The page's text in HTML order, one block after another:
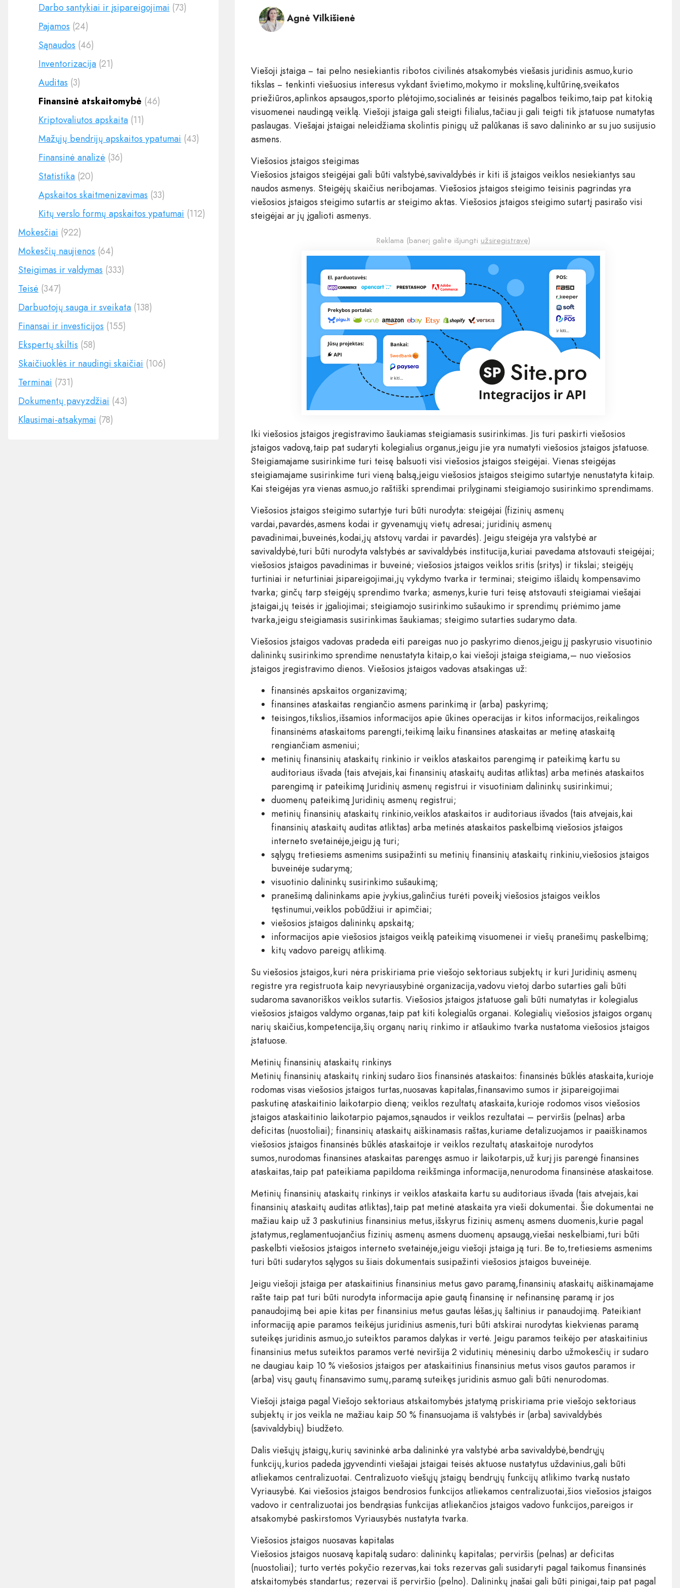
Darbo santykiai ir įsipareigojimai (73)
Pajamos (24)
Sąnaudos (46)
Inventorizacija (21)
Auditas (3)
Finansinė atskaitomybė (46)
Kriptovaliutos apskaita (11)
Mažųjų bendrijų apskaitos ypatumai (43)
Finansinė analizė (36)
Statistika (20)
Apskaitos skaitmenizavimas (33)
Kitų verslo formų apskaitos ypatumai (112)
Mokesčiai (922)
Mokesčių naujienos (64)
Steigimas ir valdymas (333)
Teisė (347)
Darbuotojų sauga ir sveikata (138)
Finansai ir investicijos (155)
Ekspertų skiltis (58)
Skaičiuoklės ir naudingi skaičiai (106)
Terminai (731)
Dokumentų pavyzdžiai (43)
Klausimai-atsakymai (78)
Agnė Vilkišienė
Viešoji įstaiga − tai pelno nesiekiantis ribotos civilinės atsakomybės viešasis juridinis asmuo,kurio
tikslas − tenkinti viešuosius interesus vykdant švietimo,mokymo ir mokslinę,kultūrinę,sveikatos
priežiūros,aplinkos apsaugos,sporto plėtojimo,socialinės ar teisinės pagalbos teikimo,taip pat kitokią
visuomenei naudingą veiklą. Viešoji įstaiga gali steigti filialus,tačiau ji gali teigti tik įstatuose numatytas
paslaugas. Viešajai įstaigai neleidžiama skolintis pinigų už palūkanas iš savo dalininko ar su juo susijusio
asmens.
Viešosios įstaigos steigimas
Viešosios įstaigos steigėjai gali būti valstybė,savivaldybės ir kiti iš įstaigos veiklos nesiekiantys sau
naudos asmenys. Steigėjų skaičius neribojamas. Viešosios įstaigos steigimo teisinis pagrindas yra
viešosios įstaigos steigimo sutartis ar steigimo aktas. Viešosios įstaigos steigimo sutartį pasirašo visi
steigėjai ar jų įgalioti asmenys.
Reklama (banerį galite išjungti užsiregistravę)
Iki viešosios įstaigos įregistravimo šaukiamas steigiamasis susirinkimas. Jis turi paskirti viešosios
įstaigos vadovą,taip pat sudaryti kolegialius organus,jeigu jie yra numatyti viešosios įstaigos įstatuose.
Steigiamajame susirinkime turi teisę balsuoti visi viešosios įstaigos steigėjai. Vienas steigėjas
steigiamajame susirinkime turi vieną balsą,jeigu viešosios įstaigos steigimo sutartyje nenustatyta kitaip.
Kai steigėjas yra vienas asmuo,jo raštiški sprendimai prilyginami steigiamojo susirinkimo sprendimams.
Viešosios įstaigos steigimo sutartyje turi būti nurodyta: steigėjai (fizinių asmenų
vardai,pavardės,asmens kodai ir gyvenamųjų vietų adresai; juridinių asmenų
pavadinimai,buveinės,kodai,jų atstovų vardai ir pavardės). Jeigu steigėja yra valstybė ar
savivaldybė,turi būti nurodyta valstybės ar savivaldybės institucija,kuriai pavedama atstovauti steigėjai;
viešosios įstaigos pavadinimas ir buveinė; viešosios įstaigos veiklos sritis (sritys) ir tikslai; steigėjų
turtiniai ir neturtiniai įsipareigojimai,jų vykdymo tvarka ir terminai; steigimo išlaidų kompensavimo
tvarka; ginčų tarp steigėjų sprendimo tvarka; asmenys,kurie turi teisę atstovauti steigiamai viešajai
įstaigai,jų teisės ir įgaliojimai; steigiamojo susirinkimo sušaukimo ir sprendimų priėmimo jame
tvarka,jeigu steigiamasis susirinkimas šaukiamas; steigimo sutarties sudarymo data.
Viešosios įstaigos vadovas pradeda eiti pareigas nuo jo paskyrimo dienos,jeigu jį paskyrusio visuotinio
dalininkų susirinkimo sprendime nenustatyta kitaip,o kai viešoji įstaiga steigiama,– nuo viešosios
įstaigos įregistravimo dienos. Viešosios įstaigos vadovas atsakingas už:
finansinės apskaitos organizavimą;
finansines ataskaitas rengiančio asmens parinkimą ir (arba) paskyrimą;
teisingos,tikslios,išsamios informacijos apie ūkines operacijas ir kitos informacijos,reikalingos
finansinėms ataskaitoms parengti,teikimą laiku finansines ataskaitas ar metinę ataskaitą
rengiančiam asmeniui;
metinių finansinių ataskaitų rinkinio ir veiklos ataskaitos parengimą ir pateikimą kartu su
auditoriaus išvada (tais atvejais,kai finansinių ataskaitų auditas atliktas) arba metinės ataskaitos
parengimą ir pateikimą Juridinių asmenų registrui ir visuotiniam dalininkų susirinkimui;
duomenų pateikimą Juridinių asmenų registrui;
metinių finansinių ataskaitų rinkinio,veiklos ataskaitos ir auditoriaus išvados (tais atvejais,kai
finansinių ataskaitų auditas atliktas) arba metinės ataskaitos paskelbimą viešosios įstaigos
interneto svetainėje,jeigu ją turi;
sąlygų tretiesiems asmenims susipažinti su metinių finansinių ataskaitų rinkiniu,viešosios įstaigos
buveinėje sudarymą;
visuotinio dalininkų susirinkimo sušaukimą;
pranešimą dalininkams apie įvykius,galinčius turėti poveikį viešosios įstaigos veiklos
tęstinumui,veiklos pobūdžiui ir apimčiai;
viešosios įstaigos dalininkų apskaitą;
informacijos apie viešosios įstaigos veiklą pateikimą visuomenei ir viešų pranešimų paskelbimą;
kitų vadovo pareigų atlikimą.
Su viešosios įstaigos,kuri nėra priskiriama prie viešojo sektoriaus subjektų ir kuri Juridinių asmenų
registre yra registruota kaip nevyriausybinė organizacija,vadovu vietoj darbo sutarties gali būti
sudaroma savanoriškos veiklos sutartis. Viešosios įstaigos įstatuose gali būti numatytas ir kolegialus
viešosios įstaigos valdymo organas,taip pat kiti kolegialūs organai. Kolegialių viešosios įstaigos organų
narių skaičius,kompetencija,šių organų narių rinkimo ir atšaukimo tvarka nustatoma viešosios įstaigos
įstatuose.
Metinių finansinių ataskaitų rinkinys
Metinių finansinių ataskaitų rinkinį sudaro šios finansinės ataskaitos: finansinės būklės ataskaita,kurioje
rodomas visas viešosios įstaigos turtas,nuosavas kapitalas,finansavimo sumos ir įsipareigojimai
paskutinę ataskaitinio laikotarpio dieną; veiklos rezultatų ataskaita,kurioje rodomos visos viešosios
įstaigos ataskaitinio laikotarpio pajamos,sąnaudos ir veiklos rezultatai – perviršis (pelnas) arba
deficitas (nuostoliai); finansinių ataskaitų aiškinamasis raštas,kuriame detalizuojamos ir paaiškinamos
viešosios įstaigos finansinės būklės ataskaitoje ir veiklos rezultatų ataskaitoje nurodytos
sumos,nurodomas finansines ataskaitas parengęs asmuo ir laikotarpis,už kurį jis parengė finansines
ataskaitas,taip pat pateikiama papildoma reikšminga informacija,nenurodoma finansinėse ataskaitose.
Metinių finansinių ataskaitų rinkinys ir veiklos ataskaita kartu su auditoriaus išvada (tais atvejais,kai
finansinių ataskaitų auditas atliktas),taip pat metinė ataskaita yra vieši dokumentai. Šie dokumentai ne
mažiau kaip už 3 paskutinius finansinius metus,išskyrus fizinių asmenų asmens duomenis,kurie pagal
įstatymus,reglamentuojančius fizinių asmenų asmens duomenų apsaugą,viešai neskelbiami,turi būti
paskelbti viešosios įstaigos interneto svetainėje,jeigu viešoji įstaiga ją turi. Be to,tretiesiems asmenims
turi būti sudarytos sąlygos su šiais dokumentais susipažinti viešosios įstaigos buveinėje.
Jeigu viešoji įstaiga per ataskaitinius finansinius metus gavo paramą,finansinių ataskaitų aiškinamajame
rašte taip pat turi būti nurodyta informacija apie gautą finansinę ir nefinansinę paramą ir jos
panaudojimą bei apie kitas per finansinius metus gautas lėšas,jų šaltinius ir panaudojimą. Pateikiant
informaciją apie paramos teikėjus juridinius asmenis,turi būti atskirai nurodytas kiekvienas paramą
suteikęs juridinis asmuo,jo suteiktos paramos dalykas ir vertė. Jeigu paramos teikėjo per ataskaitinius
finansinius metus suteiktos paramos vertė neviršija 2 vidutinių mėnesinių darbo užmokesčių ir sudaro
ne daugiau kaip 10 % viešosios įstaigos per ataskaitinius finansinius metus visos gautos paramos ir
(arba) visų gautų finansavimo sumų,paramą suteikęs juridinis asmuo gali būti nenurodomas.
Viešoji įstaiga pagal Viešojo sektoriaus atskaitomybės įstatymą priskiriama prie viešojo sektoriaus
subjektų ir jos veikla ne mažiau kaip 50 % finansuojama iš valstybės ir (arba) savivaldybės
(savivaldybių) biudžeto.
Dalis viešųjų įstaigų,kurių savininkė arba dalininkė yra valstybė arba savivaldybė,bendrųjų
funkcijų,kurios padeda įgyvendinti viešajai įstaigai teisės aktuose nustatytus uždavinius,gali būti
atliekamos centralizuotai. Centralizuoto viešųjų įstaigų bendrųjų funkcijų atlikimo tvarką nustato
Vyriausybė. Kai viešosios įstaigos bendrosios funkcijos atliekamos centralizuotai,šios viešosios įstaigos
vadovo ir centralizuotai jos bendrąsias funkcijas atliekančios įstaigos vadovo funkcijos,pareigos ir
atsakomybė paskirstomos Vyriausybės nustatyta tvarka.
Viešosios įstaigos nuosavas kapitalas
Viešosios įstaigos nuosavą kapitalą sudaro: dalininkų kapitalas; perviršis (pelnas) ar deficitas
(nuostoliai); turto vertės pokyčio rezervas,kai toks rezervas gali susidaryti pagal taikomus finansinės
atskaitomybės standartus; rezervai iš perviršio (pelno). Dalininkų įnašai gali būti pinigai,taip pat pagal